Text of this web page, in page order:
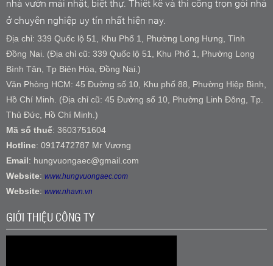
nhà vườn mái nhật, biệt thự. Thiết kế và thi công trọn gói nhà
ở chuyên nghiệp uy tín nhất hiện nay.
Địa chỉ: 339 Quốc lộ 51, Khu Phố 1, Phường Long Hưng, Tỉnh
Đồng Nai. (Địa chỉ cũ: 339 Quốc lộ 51, Khu Phố 1, Phường Long
Bình Tân, Tp Biên Hòa, Đồng Nai.)
Văn Phòng HCM: 45 Đường số 10, Khu phố 88, Phường Hiệp Bình,
Hồ Chí Minh. (Địa chỉ cũ: 45 Đường số 10, Phường Linh Đông, Tp.
Thủ Đức, Hồ Chí Minh.)
Mã số thuế: 3603751604
Hotline: 0917472787 Mr Vương
Email: hungvuongaec@gmail.com
Website: www.hungvuongaec.com
Website: www.nhavn.vn
GIỚI THIỆU CÔNG TY